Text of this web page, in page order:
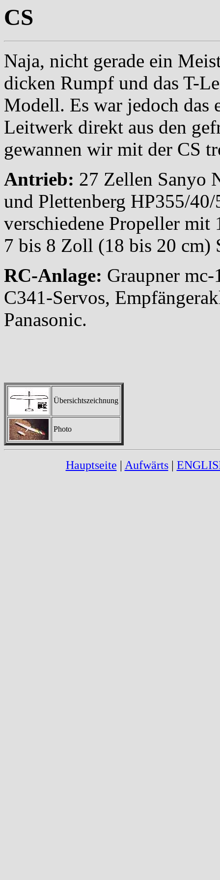
CS
Naja, nicht gerade ein
dicken Rumpf und das T-
Modell. Es war jedoch das
Leitwerk direkt aus den
gewannen wir mit der CS
Antrieb: 27 Zellen Sanyo
und Plettenberg HP355/
verschiedene Propeller
7 bis 8 Zoll (18 bis 20 cm)
RC-Anlage: Graupner
C341-Servos,
Panasonic.
Übersichtszeichnung
Photo
Hauptseite | Aufwärts|